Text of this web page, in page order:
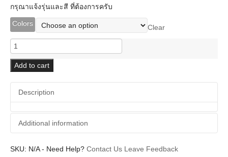
กรุณาแจ้งรุ่นและสี ที่ต้องการครับ
Colors
Clear
Fender
FSR
Collection
Hybrid
II
Telecaster
Asia
2023
Limited
Edition
Add to cart
Description
Additional information
Additional information
SKU: N/A- Need Help? Contact Us Leave Feedback